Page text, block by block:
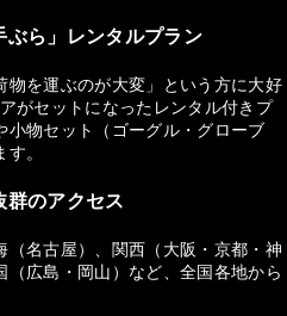
ぶら」レンタルプラン
物を運ぶのが大変」という方に大好
がセットになったレンタル付きプ
小物セット（ゴーグル・グローブ
。
群のアクセス
（名古屋）、関西（大阪・京都・神
（広島・岡山）など、全国各地から